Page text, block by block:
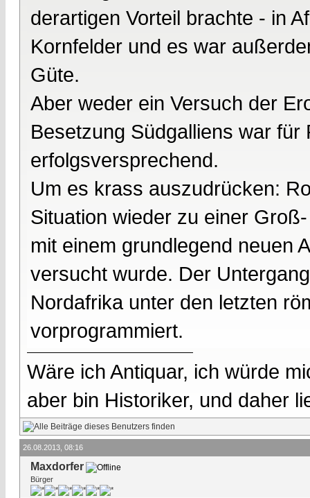
derartigen Vorteil brachte - in
Kornfelder und es war
Güte.
Aber weder ein Versuch der
Besetzung Südgalliens war
erfolgsversprechend.
Um es krass auszudrücken:
Situation wieder zu einer
mit einem grundlegend neuen
versucht wurde. Der
Nordafrika unter den letzten
vorprogrammiert.
Wäre ich Antiquar, ich würde
aber bin Historiker, und daher
26.08.2013, 08:16
Maxdorfer
Bürger